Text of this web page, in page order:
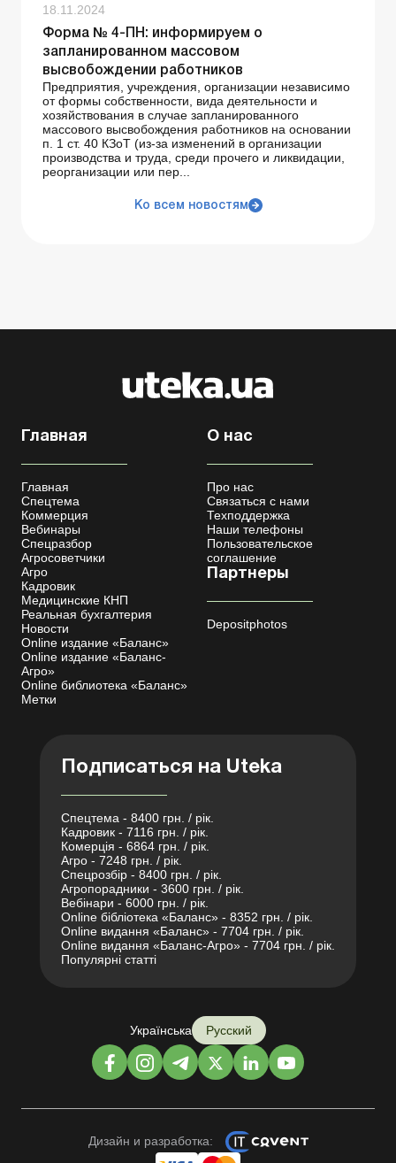
18.11.2024
Форма № 4-ПН: информируем о
запланированном массовом
высвобождении работников
Предприятия, учреждения, организации независимо
от формы собственности, вида деятельности и
хозяйствования в случае запланированного
массового высвобождения работников на основании
п. 1 ст. 40 КЗоТ (из-за изменений в организации
производства и труда, среди прочего и ликвидации,
реорганизации или пер...
Ко всем новостям
Главная
Главная
Спецтема
Коммерция
Вебинары
Спецразбор
Агросоветчики
Агро
Кадровик
Медицинские КНП
Реальная бухгалтерия
Новости
Online издание «Баланс»
Online издание «Баланс-
Агро»
Online библиотека «Баланс»
Метки
О нас
Про нас
Связаться с нами
Техподдержка
Наши телефоны
Пользовательское
соглашение
Партнеры
Depositphotos
Подписаться на Uteka
Спецтема - 8400 грн. / рік.
Кадровик - 7116 грн. / рік.
Комерція - 6864 грн. / рік.
Агро - 7248 грн. / рік.
Спецрозбір - 8400 грн. / рік.
Агропорадники - 3600 грн. / рік.
Вебінари - 6000 грн. / рік.
Online бібліотека «Баланс» - 8352 грн. / рік.
Online видання «Баланс» - 7704 грн. / рік.
Online видання «Баланс-Агро» - 7704 грн. / рік.
Популярні статті
Українська Русский
Дизайн и разработка: